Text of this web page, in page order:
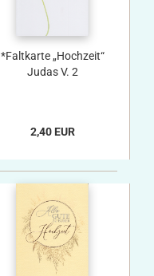
*Faltkarte „Hochzeit“
Judas V. 2
2,40 EUR